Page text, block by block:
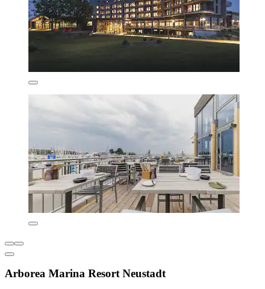
Arborea Marina Resort Neustadt